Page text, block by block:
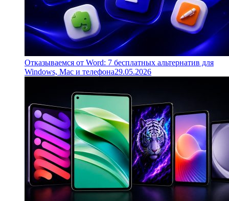
Отказываемся от Word: 7 бесплатных альтернатив для
Windows, Mac и телефона29.05.2026